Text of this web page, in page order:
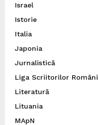
Israel
Istorie
Italia
Japonia
Jurnalistică
Liga Scriitorilor Români
Literatură
Lituania
MApN